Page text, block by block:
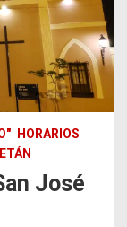
HORARIOS
José